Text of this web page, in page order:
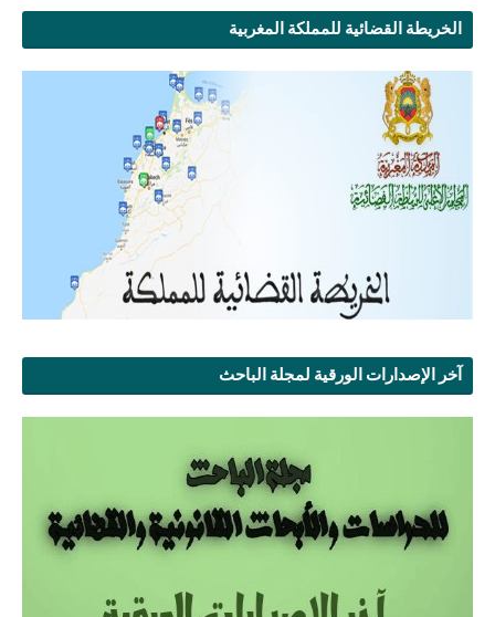
الخريطة القضائية للمملكة المغربية
آخر الإصدارات الورقية لمجلة الباحث